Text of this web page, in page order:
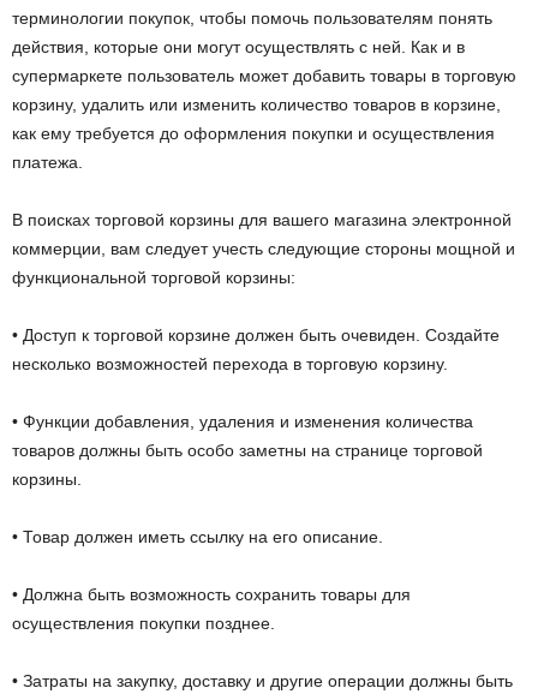
терминологии покупок, чтобы помочь пользователям понять
действия, которые они могут осуществлять с ней. Как и в
супермаркете пользователь может добавить товары в торговую
корзину, удалить или изменить количество товаров в корзине,
как ему требуется до оформления покупки и осуществления
платежа.
В поисках торговой корзины для вашего магазина электронной
коммерции, вам следует учесть следующие стороны мощной и
функциональной торговой корзины:
• Доступ к торговой корзине должен быть очевиден. Создайте
несколько возможностей перехода в торговую корзину.
• Функции добавления, удаления и изменения количества
товаров должны быть особо заметны на странице торговой
корзины.
• Товар должен иметь ссылку на его описание.
• Должна быть возможность сохранить товары для
осуществления покупки позднее.
• Затраты на закупку, доставку и другие операции должны быть